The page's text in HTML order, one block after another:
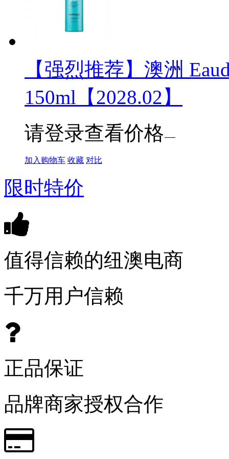
【强烈推荐】澳洲
150ml【2028.02】
请登录查看价格
加入购物车 收藏 对比
限时特价
值得信赖的纽澳电商
千万用户信赖
正品保证
品牌商家授权合作